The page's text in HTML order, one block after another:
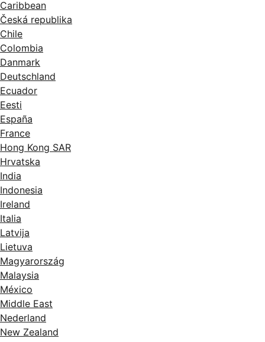
Caribbean
Česká republika
Chile
Colombia
Danmark
Deutschland
Ecuador
Eesti
España
France
Hong Kong SAR
Hrvatska
India
Indonesia
Ireland
Italia
Latvija
Lietuva
Magyarország
Malaysia
México
Middle East
Nederland
New Zealand